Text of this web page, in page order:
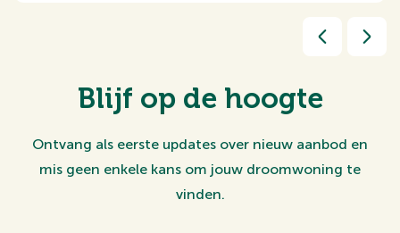
Blijf op de hoogte
Ontvang als eerste updates over nieuw aanbod en
mis geen enkele kans om jouw droomwoning te
vinden.